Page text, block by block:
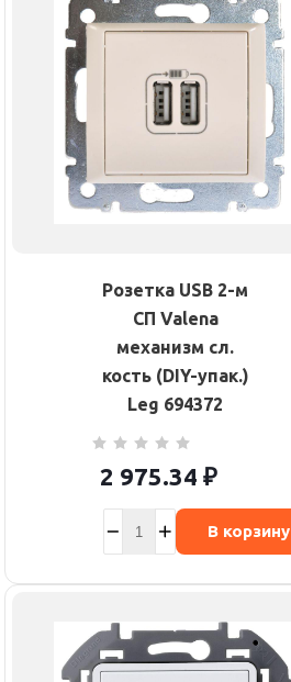
Розетка USB 2-м
СП Valena
механизм сл.
кость (DIY-упак.)
Leg 694372
2 975.34 ₽
В корзину